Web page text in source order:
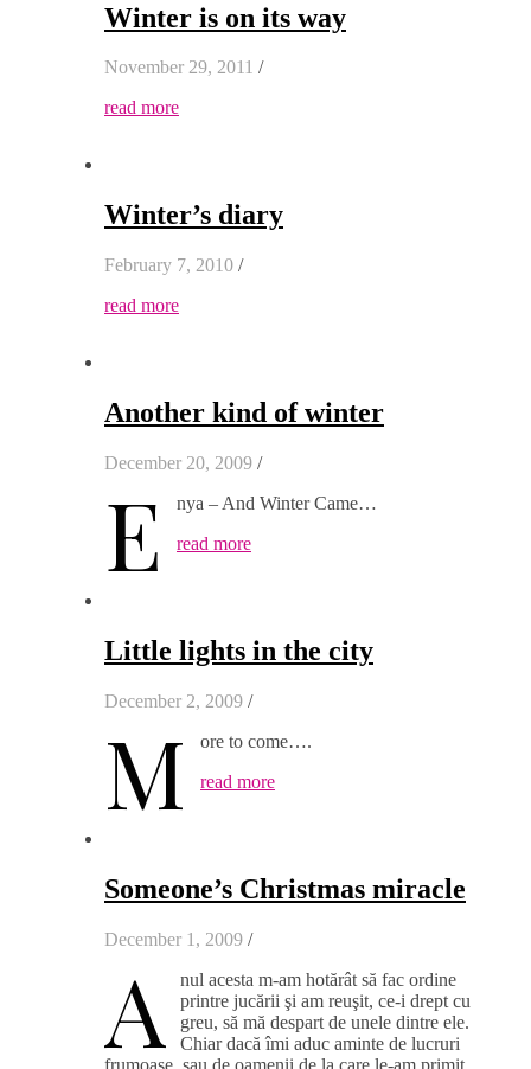
Winter is on its way
November 29, 2011 /
read more
Winter’s diary
February 7, 2010 /
read more
Another kind of winter
December 20, 2009 /
E
nya – And Winter Came…
read more
Little lights in the city
December 2, 2009 /
M
ore to come….
read more
Someone’s Christmas miracle
December 1, 2009 /
A
nul acesta m-am hotărât să fac ordine
printre jucării şi am reuşit, ce-i drept cu
greu, să mă despart de unele dintre ele.
Chiar dacă îmi aduc aminte de lucruri
frumoase, sau de oamenii de la care le-am primit,